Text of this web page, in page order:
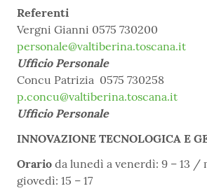
Referenti
Vergni Gianni 0575 730200
personale@valtiberina.toscana.it
Ufficio Personale
Concu Patrizia 0575 730258
p.concu@valtiberina.toscana.it
Ufficio Personale
INNOVAZIONE TECNOLOGICA E
Orario da lunedì a venerdì: 9 – 13 /
giovedì: 15 – 17